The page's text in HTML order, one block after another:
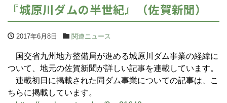
『城原川ダムの半世紀』（佐賀新聞）
2017年6月8日 関連ニュース
国交省九州地方整備局が進める城原川ダム事業の経緯に
ついて、地元の佐賀新聞が詳しい記事を連載しています。
連載初日に掲載された同ダム事業についての記事は、こ
ちらに掲載しています。